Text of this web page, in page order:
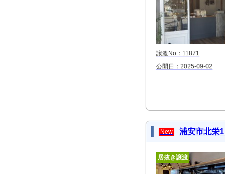
譲渡No：11871
公開日：2025-09-02
New 浦安市北栄
居抜き譲渡